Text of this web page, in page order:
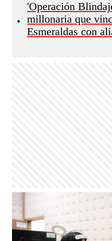
•
'Operación
millonaria que
Esmeraldas con